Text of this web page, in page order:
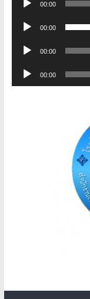
เล่น
ไฟล์
00:00
เล่น
ไฟล์
00:00
เล่น
ไฟล์
เสียง
00:00
เล่น
00:00